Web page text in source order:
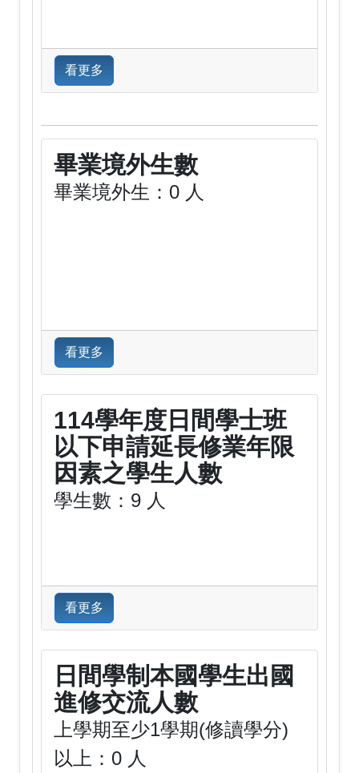
看更多
畢業境外生數
畢業境外生：0 人
看更多
114學年度日間學士班
以下申請延長修業年限
因素之學生人數
學生數：9 人
看更多
日間學制本國學生出國
進修交流人數
上學期至少1學期(修讀學分)
以上：0 人